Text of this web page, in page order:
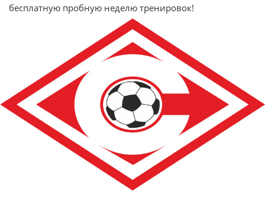
бесплатную пробную неделю тренировок!